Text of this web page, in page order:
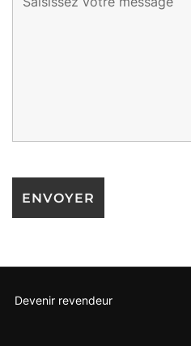
Devenir revendeur